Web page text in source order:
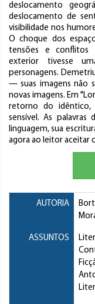
deslocamento
deslocamento de
visibilidade nos
O choque dos
tensões e conflitos
exterior tivesse
personagens.
— suas imagens não
novas imagens. Em
retorno do idêntico,
sensível. As
linguagem, sua
agora ao leitor aceitar
AUTORIA
ASSUNTOS